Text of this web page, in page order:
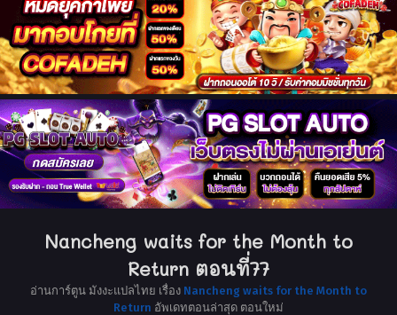
Nancheng waits for the Month to
Return ตอนที่77
อ่านการ์ตูน มังงะแปลไทย เรื่อง Nancheng waits for the Month to
Return อัพเดทตอนล่าสุด ตอนใหม่